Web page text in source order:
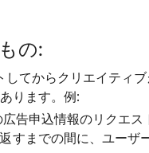
の:
てからクリエイティ
ります。例:
告申込情報のリクエ
すまでの間に、ユーザ